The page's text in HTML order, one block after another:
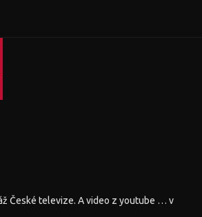
České televize. A video z youtube … v